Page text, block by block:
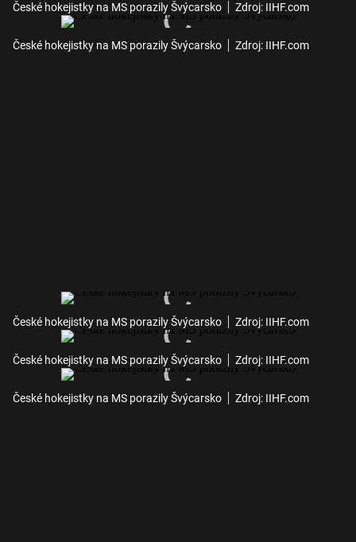
České hokejistky na MS porazily Švýcarsko Zdroj: IIHF.com
České hokejistky na MS porazily Švýcarsko Zdroj: IIHF.com
České hokejistky na MS porazily Švýcarsko Zdroj: IIHF.com
České hokejistky na MS porazily Švýcarsko Zdroj: IIHF.com
České hokejistky na MS porazily Švýcarsko Zdroj: IIHF.com